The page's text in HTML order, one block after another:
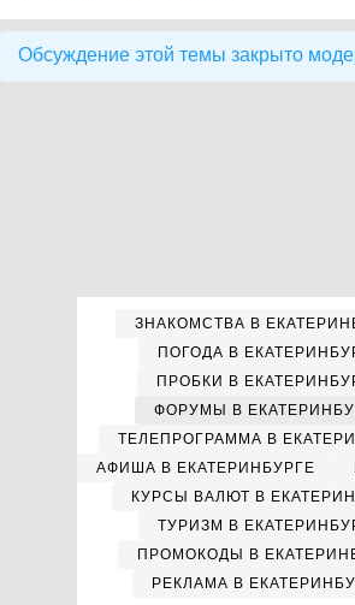
Обсуждение этой темы закрыто
ЗНАКОМСТВА В
ПОГОДА В
ПРОБКИ В
ФОРУМЫ В
ТЕЛЕПРОГРАММА В
АФИША В ЕКАТЕРИНБУРГЕ
КУРСЫ ВАЛЮТ В
ТУРИЗМ В
ПРОМОКОДЫ В
РЕКЛАМА В